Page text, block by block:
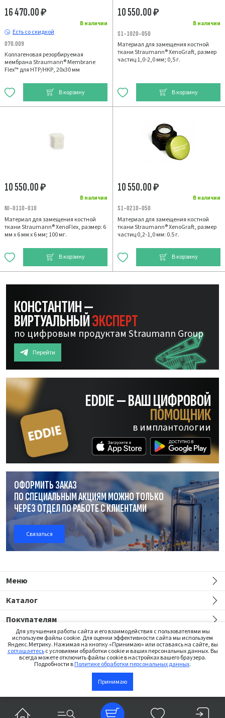
В корзину
В наличии
16 470.00₽
Есть со скидкой
070.009
Коллагеновая резорбируемая
мембрана Straumann® Membrane
Flex™ для НТР/НКР, 20х30 мм
В корзину
В наличии
10 550.00₽
S1-1020-050
Материал для замещения костной
ткани Straumann® XenoGraft, размер
частиц 1,0-2,0 мм; 0,5 г.
В корзину
В наличии
10 550.00₽
NI-0110-010
Материал для замещения костной
ткани Straumann® XenoFlex, размер: 6
мм х 6 мм х 6 мм; 100 мг.
В корзину
В наличии
10 550.00₽
S1-0210-050
Материал для замещения костной
ткани Straumann® XenoGraft, размер
частиц 0,2-1,0 мм: 0.5 г.
В корзину
КОНСТАНТИН —
ВИРТУАЛЬНЫЙЭКСПЕРТ
по цифровым продуктам Straumann Group
Перейти
EDDIE — ВАШ ЦИФРОВОЙ
ПОМОЩНИК
в имплантологии
ОФОРМИТЬ ЗАКАЗ
ПО СПЕЦИАЛЬНЫМ АКЦИЯМ МОЖНО ТОЛЬКО
ЧЕРЕЗ ОТДЕЛПО РАБОТЕС КЛИЕНТАМИ
Связаться
Меню
Каталог
Покупателям
Сайт предназначен только для медицинских работников
©2026 Institut Straumann AG
Для улучшения работы сайта и его взаимодействия с пользователями мы
используем файлы cookie. Для оценки эффективности сайта мы используем
Яндекс.Метрику. Нажимая на кнопку «Принимаю» или оставаясь на сайте, вы
соглашаетесьс условиями обработки cookie и ваших персональных данных. Вы
всегда можете отключить файлы cookie в настройках вашего браузера.
Подробности вПолитике обработки персональных данных.
Принимаю